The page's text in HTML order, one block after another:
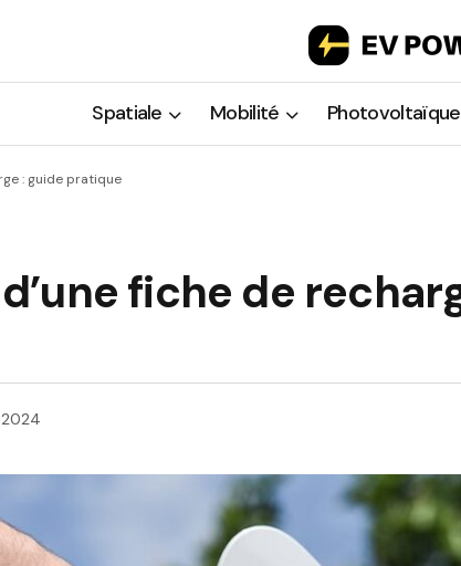
Spatiale Mobilité
: guide pratique
fiche de
2024